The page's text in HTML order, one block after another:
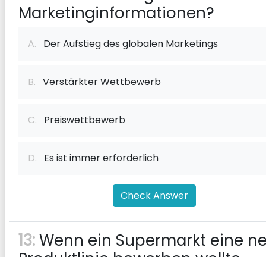
Marketinginformationen?
A. Der Aufstieg des globalen Marketings
B. Verstärkter Wettbewerb
C. Preiswettbewerb
D. Es ist immer erforderlich
Check Answer
13:Wenn ein Supermarkt eine